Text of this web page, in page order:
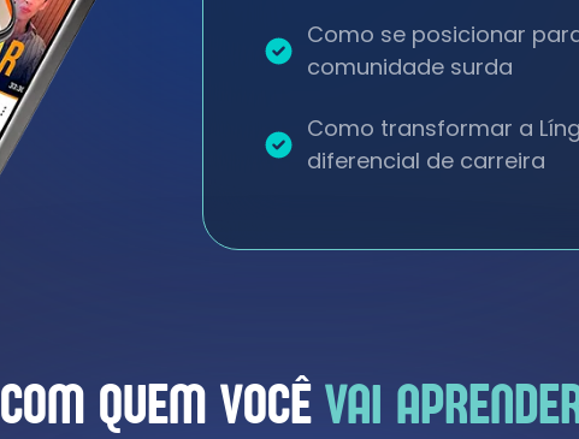
Como se posicionar
comunidade surda
Como transformar a
diferencial de carreira
COM QUEM VOCÊVAI